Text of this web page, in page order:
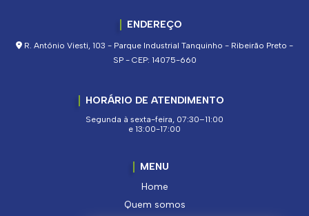
ENDEREÇO
R. Antônio Viesti, 103 - Parque Industrial Tanquinho - Ribeirão Preto -
SP - CEP: 14075-660
HORÁRIO DE ATENDIMENTO
Segunda à sexta-feira, 07:30–11:00
e 13:00-17:00
MENU
Home
Quem somos